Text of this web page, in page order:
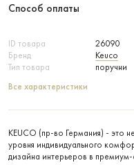
ID товара
26090
Бренд
Keuco
Тип товара
поручни
Все характеристики
KEUCO (пр-во Германия) - это
уровня индивидуального
дизайна интерьеров в премиум-
Способ оплаты